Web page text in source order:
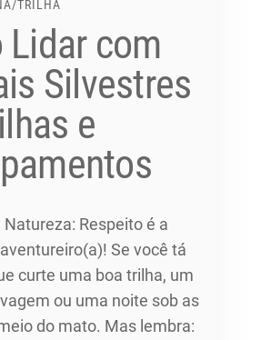
/TRILHA
Lidar com
Silvestres
e
Respeito é a
Se você tá
curte uma boa trilha, um
ou uma noite sob as
do mato. Mas lembra: